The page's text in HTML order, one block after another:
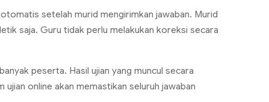
setelah murid mengirimkan jawaban. Murid
saja. Guru tidak perlu melakukan koreksi secara
peserta. Hasil ujian yang muncul secara
ujian online akan memastikan seluruh jawaban